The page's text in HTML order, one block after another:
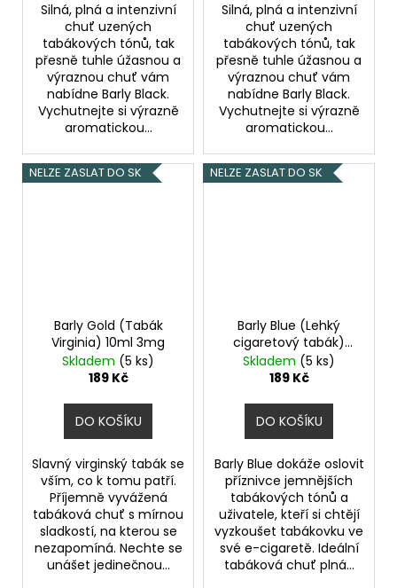
Silná, plná a intenzivní
chuť uzených
tabákových tónů, tak
přesně tuhle úžasnou a
výraznou chuť vám
nabídne Barly Black.
Vychutnejte si výrazně
aromatickou...
Silná, plná a intenzivní
chuť uzených
tabákových tónů, tak
přesně tuhle úžasnou a
výraznou chuť vám
nabídne Barly Black.
Vychutnejte si výrazně
aromatickou...
NELZE ZASLAT DO SK
Barly Gold (Tabák
Virginia) 10ml 3mg
Skladem (5 ks)
189 Kč
DO KOŠÍKU
Slavný virginský tabák se
vším, co k tomu patří.
Příjemně vyvážená
tabáková chuť s mírnou
sladkostí, na kterou se
nezapomíná. Nechte se
unášet jedinečnou...
NELZE ZASLAT DO SK
Barly Blue (Lehký
cigaretový tabák)
10ml 2mg
Skladem (5 ks)
189 Kč
DO KOŠÍKU
Barly Blue dokáže oslovit
příznivce jemnějších
tabákových tónů a
uživatele, kteří si chtějí
vyzkoušet tabákovku ve
své e-cigaretě. Ideální
tabáková chuť plná...